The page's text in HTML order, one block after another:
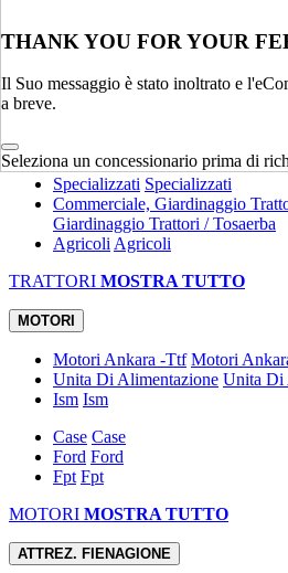
THANK YOU FOR YOUR
Il Suo messaggio è stato inoltrato e
a breve.
Seleziona un concessionario prima di
TRATTORI
Utility Utility
Attrezzature
Specializzati Specializzati
Commerciale, Giardinaggio
Giardinaggio Trattori / Tosaerba
Agricoli Agricoli
TRATTORI MOSTRA TUTTO
MOTORI
Motori Ankara -Ttf Motori
Unita Di Alimentazione Unita Di
Ism Ism
Case Case
Ford Ford
Fpt Fpt
MOTORI MOSTRA TUTTO
ATTREZ. FIENAGIONE